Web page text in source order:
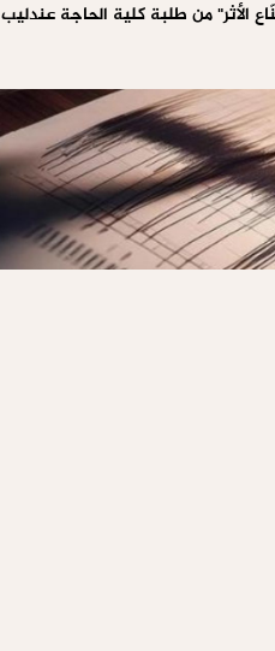
الأثر" من طلبة كلية الحاجة عندليب